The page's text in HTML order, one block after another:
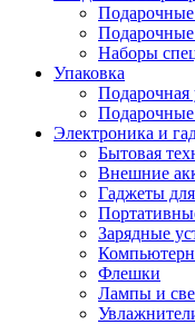
Наборы
Упаковка
Подарочная
Подарочные
Электроника и
Бытовая
Внешние
Гаджеты
Зарядные
Флешки
Лампы и